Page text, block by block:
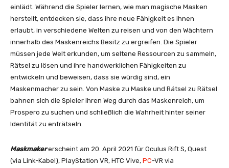
einlädt. Während die Spieler lernen, wie man magische Masken
herstellt, entdecken sie, dass ihre neue Fähigkeit es ihnen
erlaubt, in verschiedene Welten zu reisen und von den Wächtern
innerhalb des Maskenreichs Besitz zu ergreifen. Die Spieler
müssen jede Welt erkunden, um seltene Ressourcen zu sammeln,
Rätsel zu lösen und ihre handwerklichen Fähigkeiten zu
entwickeln und beweisen, dass sie würdig sind, ein
Maskenmacher zu sein. Von Maske zu Maske und Rätsel zu Rätsel
bahnen sich die Spieler ihren Weg durch das Maskenreich, um
Prospero zu suchen und schließlich die Wahrheit hinter seiner
Identität zu enträtseln.
Maskmakererscheint am 20. April 2021 für Oculus Rift S, Quest
(via Link-Kabel), PlayStation VR, HTC Vive, PC-VR via